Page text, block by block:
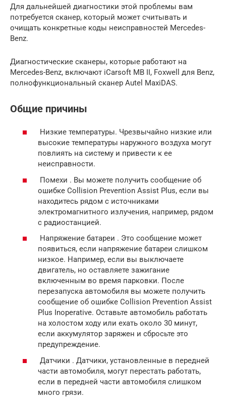
Для дальнейшей диагностики этой проблемы вам
потребуется сканер, который может считывать и
очищать конкретные коды неисправностей Mercedes-
Benz.
Диагностические сканеры, которые работают на
Mercedes-Benz, включают iCarsoft MB II, Foxwell для Benz,
полнофункциональный сканер Autel MaxiDAS.
Общие причины
Низкие температуры. Чрезвычайно низкие или
высокие температуры наружного воздуха могут
повлиять на систему и привести к ее
неисправности.
Помехи . Вы можете получить сообщение об
ошибке Collision Prevention Assist Plus, если вы
находитесь рядом с источниками
электромагнитного излучения, например, рядом
с радиостанцией.
Напряжение батареи . Это сообщение может
появиться, если напряжение батареи слишком
низкое. Например, если вы выключаете
двигатель, но оставляете зажигание
включенным во время парковки. После
перезапуска автомобиля вы можете получить
сообщение об ошибке Collision Prevention Assist
Plus Inoperative. Оставьте автомобиль работать
на холостом ходу или ехать около 30 минут,
если аккумулятор заряжен и сбросьте это
предупреждение.
Датчики . Датчики, установленные в передней
части автомобиля, могут перестать работать,
если в передней части автомобиля слишком
много грязи.